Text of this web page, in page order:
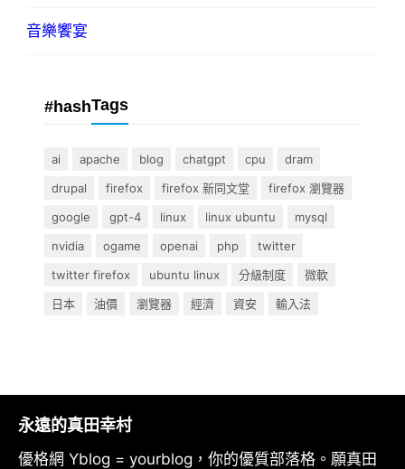
音樂饗宴
#hashTags
ai apache blog chatgpt cpu
dram
drupal
firefox firefox 新同文堂
firefox 瀏覽器
google
gpt-4 linux linux ubuntu
mysql
nvidia
ogame openai php
twitter
twitter firefox
ubuntu linux 分級制度
微軟
日本
油價 瀏覽器 經濟 資安 輸入法
永遠的真田幸村
優格網 Yblog = yourblog，你的優質部落格。願真田